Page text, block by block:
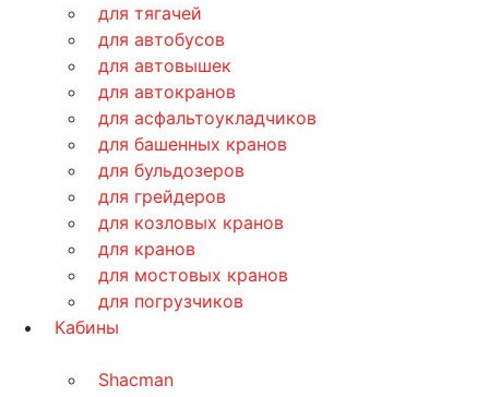
для тягачей
для автобусов
для автовышек
для автокранов
для асфальтоукладчиков
для башенных кранов
для бульдозеров
для грейдеров
для козловых кранов
для кранов
для мостовых кранов
для погрузчиков
Кабины
Shacman